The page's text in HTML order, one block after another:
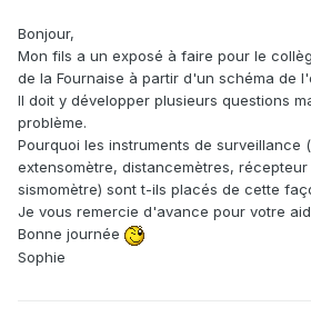
Bonjour,
Mon fils a un exposé à faire pour le
de la Fournaise à partir d'un schéma de
Il doit y développer plusieurs questions
problème.
Pourquoi les instruments de surveillance
extensomètre, distancemètres, récepteur
sismomètre) sont t-ils placés de cette
Je vous remercie d'avance pour votre
Bonne journée
Sophie